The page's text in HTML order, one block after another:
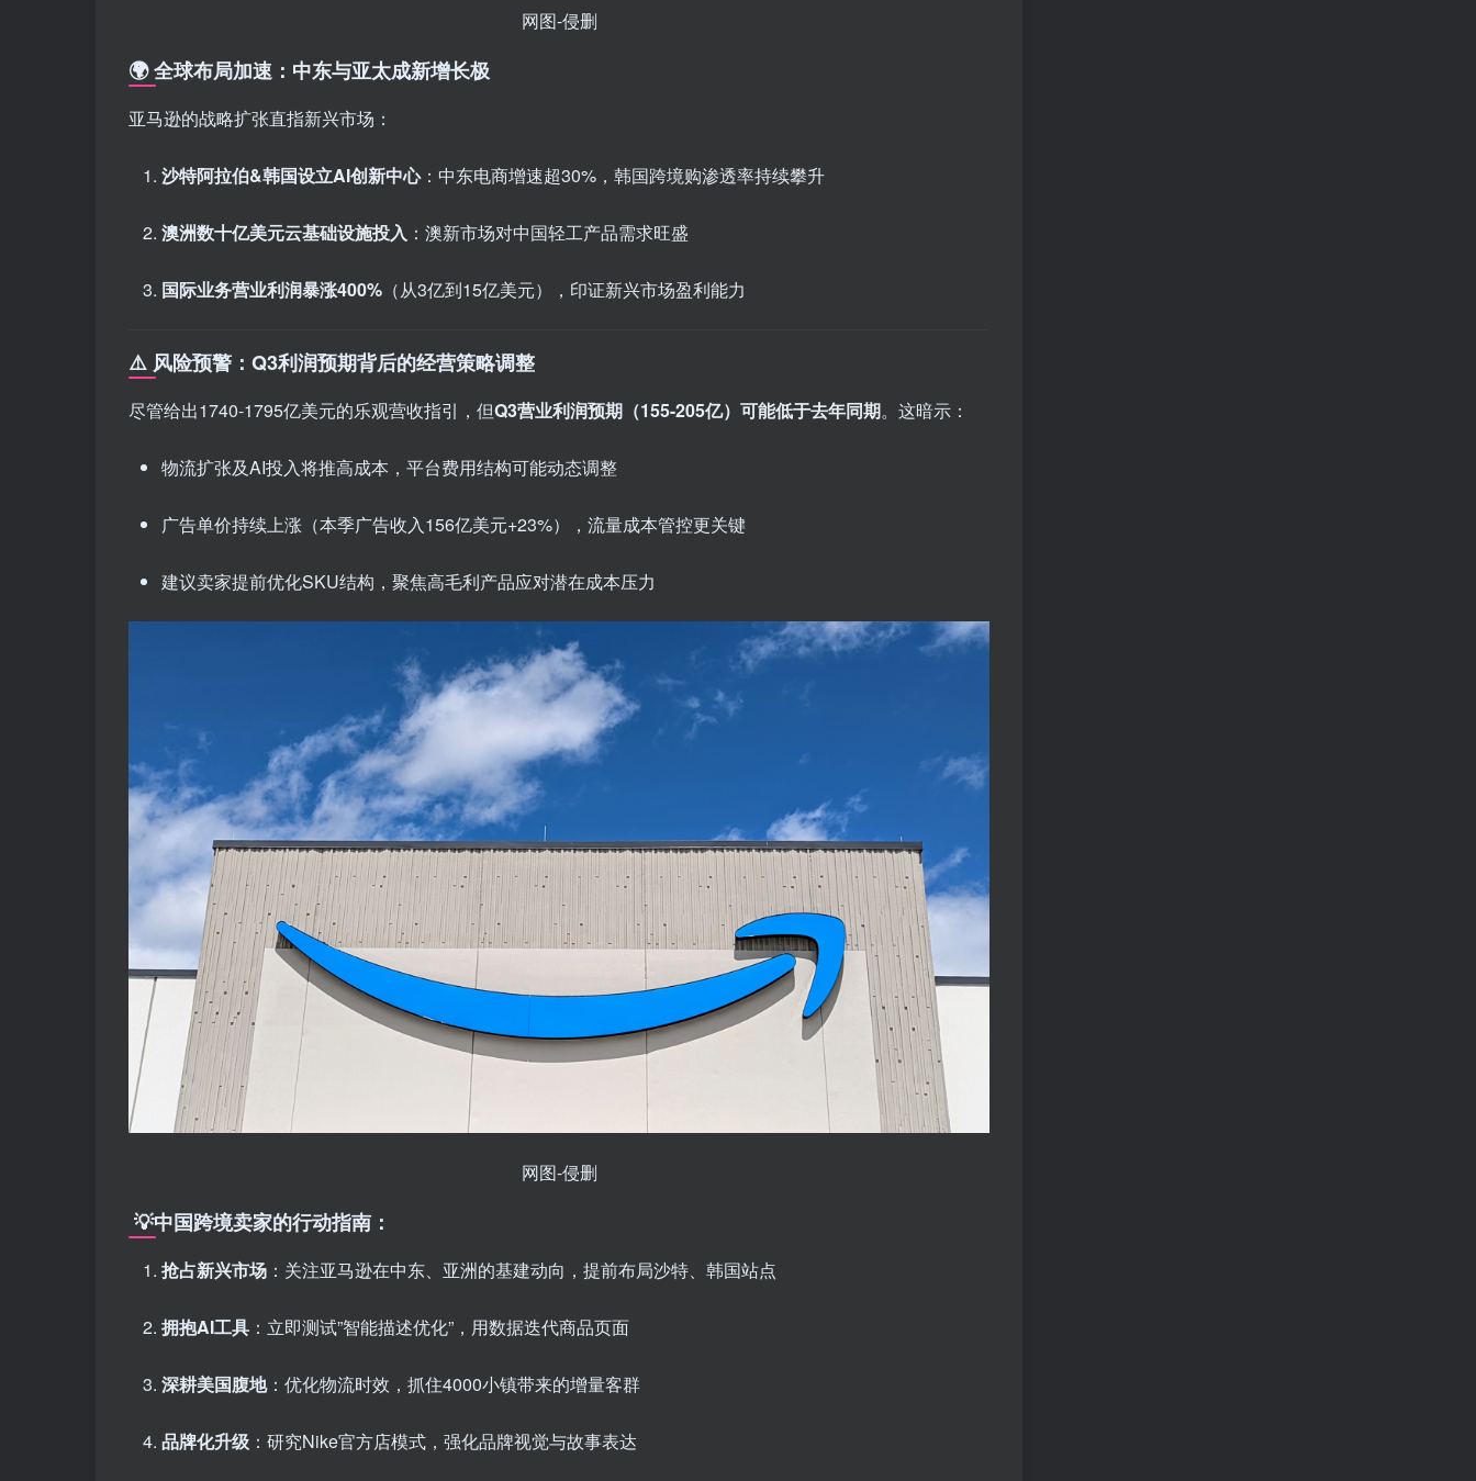
网图-侵删
🌍 全球布局加速：中东与亚太成新增长极
亚马逊的战略扩张直指新兴市场：
沙特阿拉伯&韩国设立AI创新中心：中东电商增速超30%，韩国跨境购渗透率持续攀升
澳洲数十亿美元云基础设施投入 ：澳新市场对中国轻工产品需求旺盛
国际业务营业利润暴涨400% （从3亿到15亿美元），印证新兴市场盈利能力
⚠️ 风险预警：Q3利润预期背后的经营策略调整
尽管给出1740-1795亿美元的乐观营收指引，但Q3营业利润预期（155-205亿）可能低于去年同期。这暗示：
物流扩张及AI投入将推高成本，平台费用结构可能动态调整
广告单价持续上涨（本季广告收入156亿美元+23%），流量成本管控更关键
建议卖家提前优化SKU结构，聚焦高毛利产品应对潜在成本压力
网图-侵删
💡中国跨境卖家的行动指南：
抢占新兴市场 ：关注亚马逊在中东、亚洲的基建动向，提前布局沙特、韩国站点
拥抱AI工具 ：立即测试”智能描述优化”，用数据迭代商品页面
深耕美国腹地：优化物流时效，抓住4000小镇带来的增量客群
品牌化升级 ：研究Nike官方店模式，强化品牌视觉与故事表达